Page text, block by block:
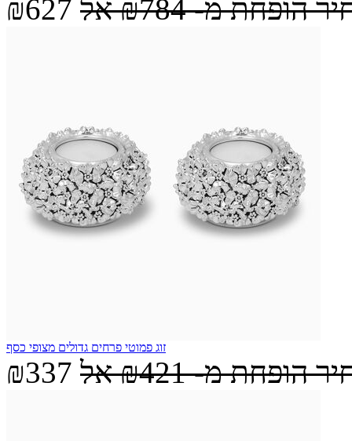
₪627 הופחת מ-₪784 אל
זוג פמוטי פרחים גדולים מצופי כסף
₪337 הופחת מ-₪421 אל